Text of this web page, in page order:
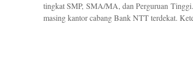
tingkat SMP, SMA/MA, dan Perguruan
masing kantor cabang Bank NTT terdekat.